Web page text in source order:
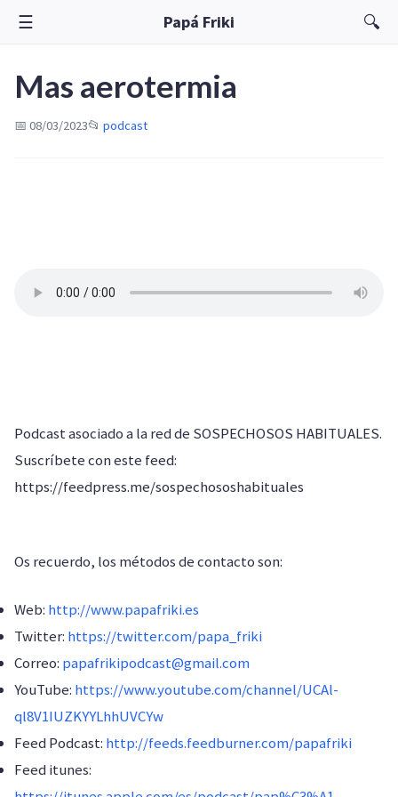
☰ Papá Friki 🔍
Mas aerotermia
📅 08/03/2023📂 podcast
Podcast asociado a la red de SOSPECHOSOS HABITUALES.
Suscríbete con este feed:
https://feedpress.me/sospechososhabituales
Os recuerdo, los métodos de contacto son:
Web: http://www.papafriki.es
Twitter: https://twitter.com/papa_friki
Correo: papafrikipodcast@gmail.com
YouTube: https://www.youtube.com/channel/UCAl-
ql8V1IUZKYYLhhUVCYw
Feed Podcast: http://feeds.feedburner.com/papafriki
Feed itunes: